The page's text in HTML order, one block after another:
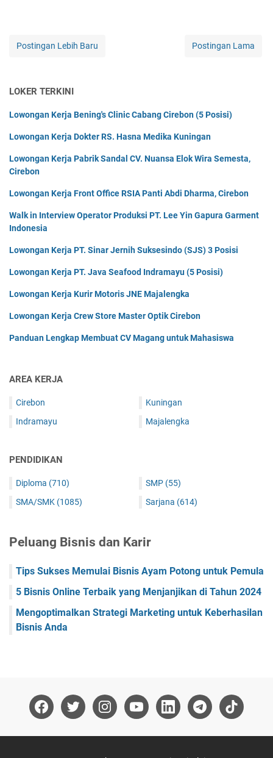
Postingan Lebih Baru Postingan Lama
LOKER TERKINI
Lowongan Kerja Bening's Clinic Cabang Cirebon (5 Posisi)
Lowongan Kerja Dokter RS. Hasna Medika Kuningan
Lowongan Kerja Pabrik Sandal CV. Nuansa Elok Wira Semesta,
Cirebon
Lowongan Kerja Front Office RSIA Panti Abdi Dharma, Cirebon
Walk in Interview Operator Produksi PT. Lee Yin Gapura Garment
Indonesia
Lowongan Kerja PT. Sinar Jernih Suksesindo (SJS) 3 Posisi
Lowongan Kerja PT. Java Seafood Indramayu (5 Posisi)
Lowongan Kerja Kurir Motoris JNE Majalengka
Lowongan Kerja Crew Store Master Optik Cirebon
Panduan Lengkap Membuat CV Magang untuk Mahasiswa
AREA KERJA
Cirebon
Indramayu
Kuningan
Majalengka
PENDIDIKAN
Diploma (710)
SMA/SMK (1085)
SMP (55)
Sarjana (614)
Peluang Bisnis dan Karir
Tips Sukses Memulai Bisnis Ayam Potong untuk Pemula
5 Bisnis Online Terbaik yang Menjanjikan di Tahun 2024
Mengoptimalkan Strategi Marketing untuk Keberhasilan
Bisnis Anda